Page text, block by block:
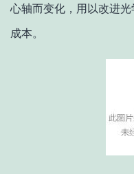
心轴而变化，用以改进
成本。